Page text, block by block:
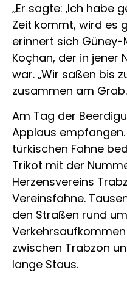
„Er sagte: ‚Ich habe
Zeit kommt, wird es
erinnert sich
Koçhan, der in jener
war. „Wir saßen bis
zusammen am
Am Tag der
Applaus
türkischen Fahne
Trikot mit der
Herzensvereins
Vereinsfahne.
den Straßen rund
zwischen Trabzon
lange Staus.